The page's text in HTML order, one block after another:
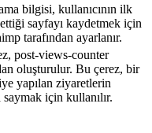
bilgisi, kullanıcının ilk
sayfayı kaydetmek için
tarafından ayarlanır.
post-views-counter
oluşturulur. Bu çerez, bir
yapılan ziyaretlerin
saymak için kullanılır.